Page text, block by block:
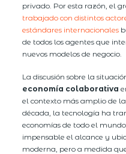
privado. Por esta razón, el
trabajado con distintos
estándares internacionales
de todos los agentes que
nuevos modelos de negocio.
La discusión sobre la
economía colaborativa
el contexto más amplio de
década, la tecnología ha
economías de todo el
impensable el alcance y
moderna, pero a medida